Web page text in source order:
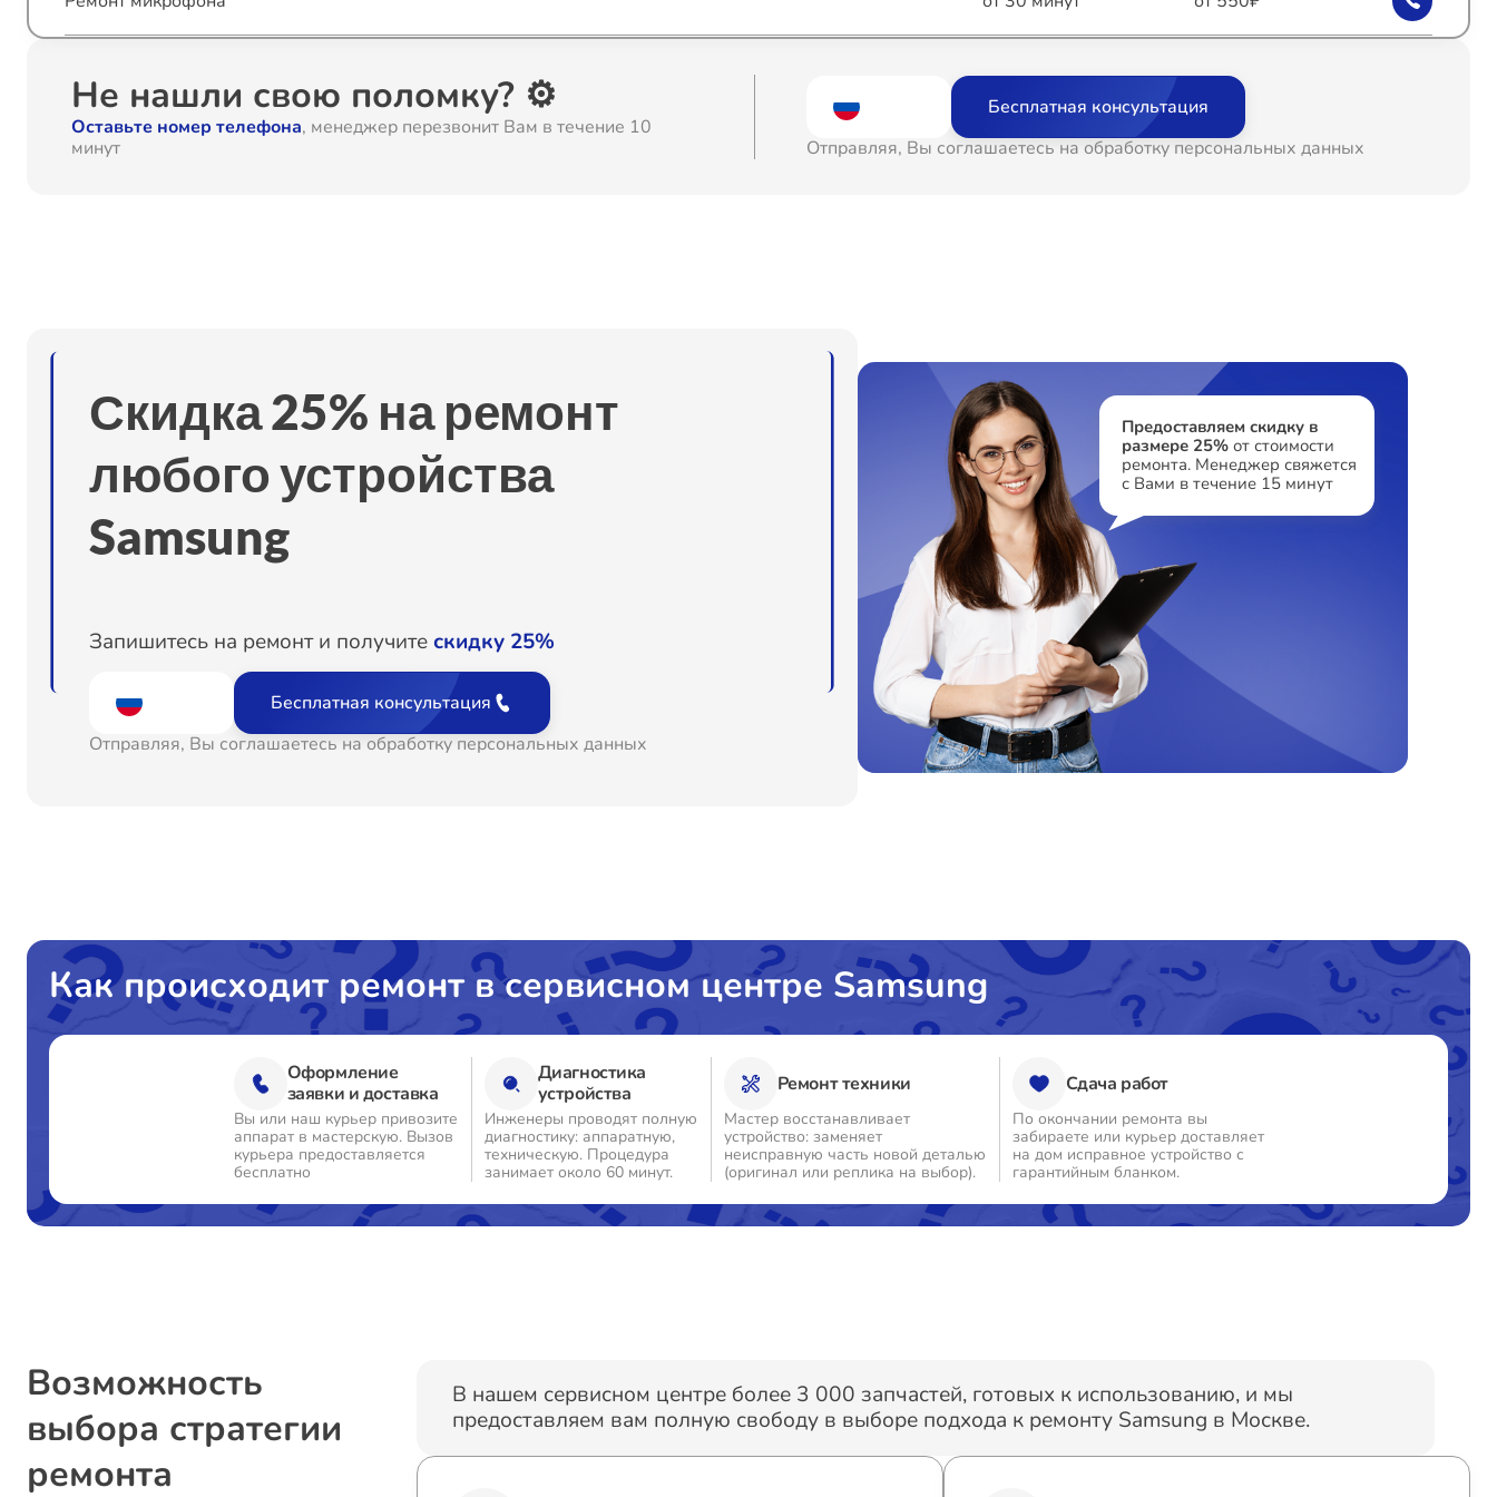
Замена шлейфа от 60 минут от 600₽
Замена корпуса от 60 минут
Замена кнопки включения от 60 минут от 750₽
Замена камеры от 30 минут
от 60 минут
Ремонт цепи питания от 60 минут от 2200₽
Ремонт динамика от 30 минут
Не нашли свою поломку? ⚙️
Оставьте номер телефона, менеджер перезвонит Вам в течение 10
минут
Бесплатная консультация
Отправляя, Вы соглашаетесь на обработку персональных данных
Скидка 25% на ремонт
любого устройства
Samsung
Запишитесь на ремонт и получитескидку 25%
Бесплатная консультация
Отправляя, Вы соглашаетесь на обработку персональных данных
Предоставляем скидку в
размере 25% от стоимости
ремонта. Менеджер свяжется
с Вами в течение 15 минут
Как происходит ремонт в сервисном центре Samsung
Оформление
заявки и доставка
Вы или наш курьер привозите
аппарат в мастерскую. Вызов
курьера предоставляется
бесплатно
Диагностика
устройства
Инженеры проводят полную
диагностику: аппаратную,
техническую. Процедура
занимает около 60 минут.
Ремонт техники
Мастер восстанавливает
устройство: заменяет
неисправную часть новой деталью
(оригинал или реплика на выбор).
Сдача работ
По окончании ремонта вы
забираете или курьер доставляет
на дом исправное устройство с
гарантийным бланком.
Возможность
выбора стратегии
ремонта
В нашем сервисном центре более 3 000 запчастей, готовых к использованию, и мы
предоставляем вам полную свободу в выборе подхода к ремонту Samsung в Москве.